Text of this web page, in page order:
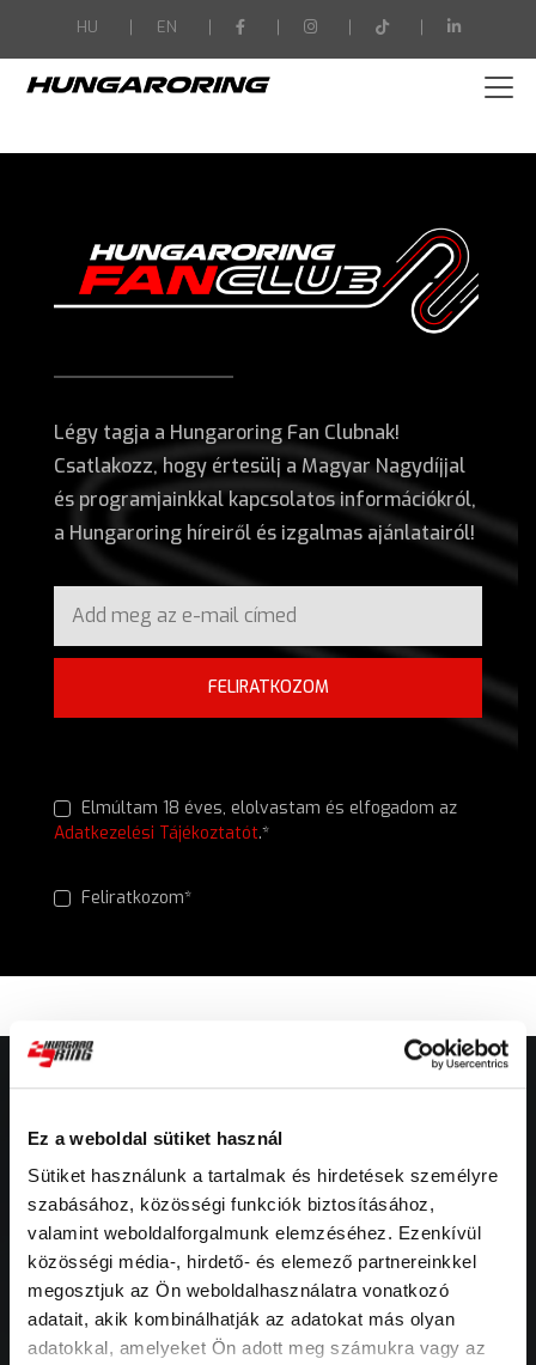
Ez a weboldal sütiket használ
Sütiket használunk a tartalmak és hirdetések személyre
szabásához, közösségi funkciók biztosításához,
valamint weboldalforgalmunk elemzéséhez. Ezenkívül
közösségi média-, hirdető- és elemező partnereinkkel
megosztjuk az Ön weboldalhasználatra vonatkozó
adatait, akik kombinálhatják az adatokat más olyan
adatokkal, amelyeket Ön adott meg számukra vagy az
HU EN
Légy tagja a Hungaroring Fan Clubnak!
Csatlakozz, hogy értesülj a Magyar Nagydíjjal
és programjainkkal kapcsolatos információkról,
a Hungaroring híreiről és izgalmas ajánlatairól!
FELIRATKOZOM
Elmúltam 18 éves, elolvastam és elfogadom az
Adatkezelési Tájékoztatót.*
Feliratkozom*
Rólunk
A pálya története
Társadalmi szerepvállalás
Misszió